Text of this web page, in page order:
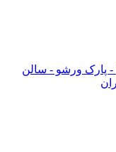
- پارک ورشو - سالن